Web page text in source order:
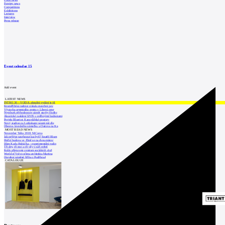
Foreign news
Competitions
Exhibitions
Lectures
Interview
Press release
Event calendar15
Add event
LATEST NEWS
INTRO 30 – VODA: aktuální vydání je již
Kroměřížská radnice získala stavební pov
Výstavba urgentního centra v Liberci ome
Nymburk přehodnocuje záměr stavby školky
Akustické zasklení IZOS s ověřenými hodnotami
Projekt Blueriot: Kancelářské prostory
Nový stadion za Lužánkami nesmí mít dle
Obnova loveckého zámečku u Ostrova na Ka
MOST READ NEWS
November Talks 2018: M.Corea
Jak nejlépe navrhnout kuchyň? Soutěž Blum
Hořící budova ve Zlíně se na dvou místec
Dům Karla Hubáčka – experimentální rodin
Tři dny, tři noci a tři vily v záři světel
Kolín připravuje centrum sociálních služ
World of Volvo očima architekta Martina
Otevření náměstí Jiřího z Poděbrad
CATALOGUE